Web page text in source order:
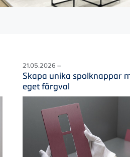
21.05.2026 –
Skapa unika spolknappar
eget färgval